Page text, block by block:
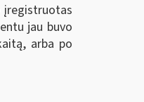
įregistruotas
jau buvo
arba po